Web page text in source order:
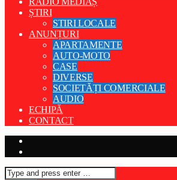
ȘTIRI
STIRI LOCALE
ANUNȚURI
APARTAMENTE
AUTO-MOTO
CASE
DIVERSE
SOCIETĂȚI COMERCIALE
AUDIO
ECHIPĂ
CONTACT